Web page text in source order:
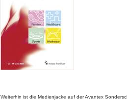
Weiterhin ist die Medienjacke auf der Avantex